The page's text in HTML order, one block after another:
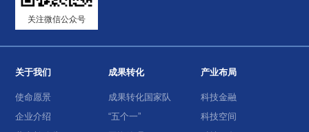
关注微信公众号
关于我们
使命愿景
企业介绍
成果转化
成果转化国家队
“五个一”
产业布局
科技金融
科技空间